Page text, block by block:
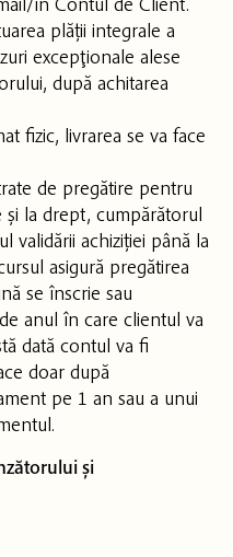
plății integrale a
excepţionale alese
după achitarea
fizic, livrarea se va face
de pregătire pentru
la drept, cumpărătorul
validării achiziției până la
asigură pregătirea
se înscrie sau
anul în care clientul va
dată contul va fi
doar după
pe 1 an sau a unui
și